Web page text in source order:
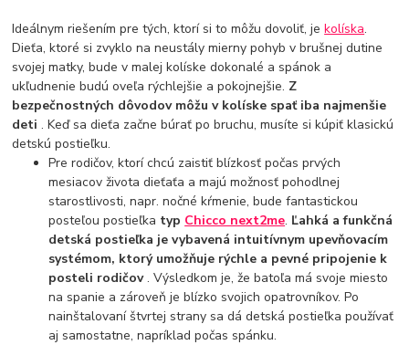
Ideálnym riešením pre tých, ktorí si to môžu dovoliť, jekolíska.
Dieťa, ktoré si zvyklo na neustály mierny pohyb v brušnej dutine
svojej matky, bude v malej kolíske dokonalé a spánok a
ukľudnenie budú oveľa rýchlejšie a pokojnejšie. Z
bezpečnostných dôvodov môžu v kolíske spať iba najmenšie
deti. Keď sa dieťa začne búrať po bruchu, musíte si kúpiť klasickú
detskú postieľku.
Pre rodičov, ktorí chcú zaistiť blízkosť počas prvých
mesiacov života dieťaťa a majú možnosť pohodlnej
starostlivosti, napr. nočné kŕmenie, bude fantastickou
posteľou postieľka typ Chicco next2me. Ľahká a funkčná
detská postieľka je vybavená intuitívnym upevňovacím
systémom, ktorý umožňuje rýchle a pevné pripojenie k
posteli rodičov. Výsledkom je, že batoľa má svoje miesto
na spanie a zároveň je blízko svojich opatrovníkov. Po
nainštalovaní štvrtej strany sa dá detská postieľka používať
aj samostatne, napríklad počas spánku.